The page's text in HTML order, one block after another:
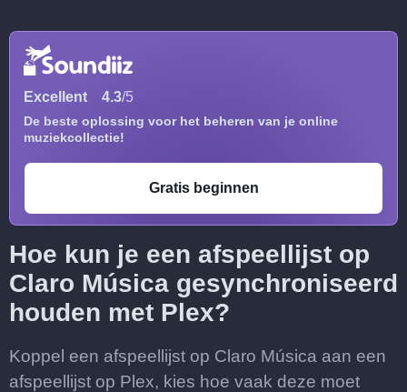
Excellent 4.3/5
De beste oplossing voor het beheren van je online
muziekcollectie!
Gratis beginnen
Hoe kun je een afspeellijst op
Claro Música gesynchroniseerd
houden met Plex?
Koppel een afspeellijst op Claro Música aan een
afspeellijst op Plex, kies hoe vaak deze moet